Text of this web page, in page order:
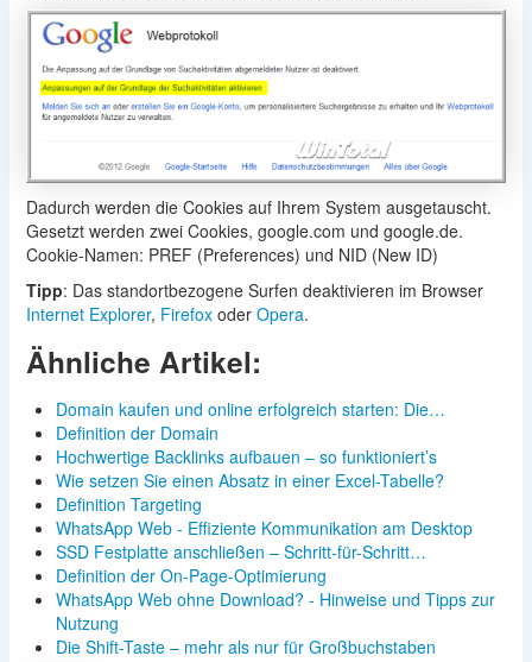
Dadurch werden die Cookies auf Ihrem System ausgetauscht.
Gesetzt werden zwei Cookies, google.com und google.de.
Cookie-Namen: PREF (Preferences) und NID (New ID)
Tipp: Das standortbezogene Surfen deaktivieren im Browser
Internet Explorer, Firefoxoder Opera.
Ähnliche Artikel:
Domain kaufen und online erfolgreich starten: Die…
Definition der Domain
Hochwertige Backlinks aufbauen – so funktioniert’s
Wie setzen Sie einen Absatz in einer Excel-Tabelle?
Definition Targeting
WhatsApp Web - Effiziente Kommunikation am Desktop
SSD Festplatte anschließen – Schritt-für-Schritt…
Definition der On-Page-Optimierung
WhatsApp Web ohne Download? - Hinweise und Tipps zur
Nutzung
Die Shift-Taste – mehr als nur für Großbuchstaben